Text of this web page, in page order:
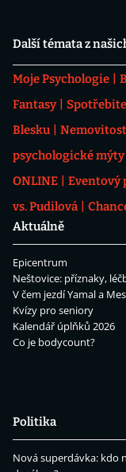
Další témata z
Moje Psychologie
Fantasy
Blesku
psychologické mýty
ONLINE
Eventový
vs. Pudilová
Aktuálně
Epicentrum
Neštovice: příznaky,
V čem jezdí Yamal a
Kvízy pro seniory
Kalendář úplňků 2026
Co je bodycount?
Politika
Nová superdávka: kdo